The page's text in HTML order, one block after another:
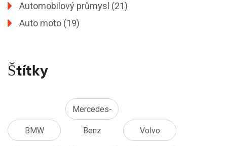
Automobilový průmysl (21)
Auto moto (19)
Štítky
BMW
Mercedes-
Benz Volvo